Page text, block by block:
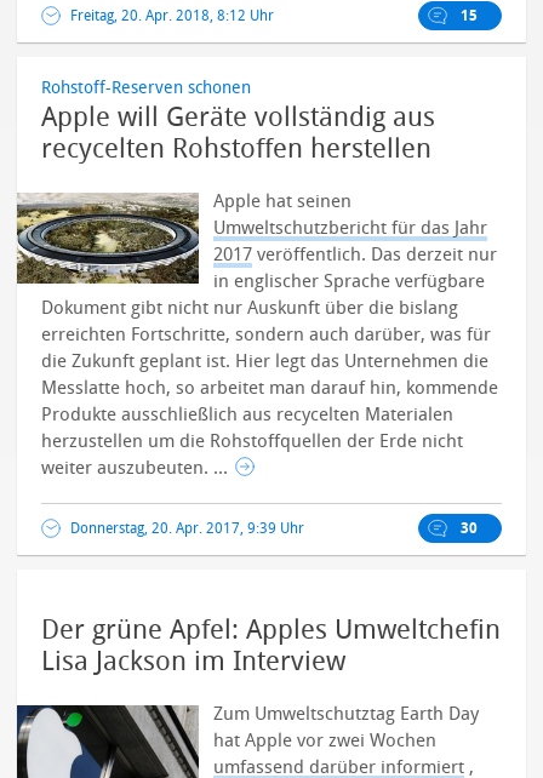
Freitag, 20. Apr. 2018, 8:12 Uhr 15
Rohstoff-Reserven schonen
Apple will Geräte vollständig aus
recycelten Rohstoffen herstellen
Apple hat seinen
Umweltschutzbericht für das Jahr
2017 veröffentlich. Das derzeit nur
in englischer Sprache verfügbare
Dokument gibt nicht nur Auskunft über die bislang
erreichten Fortschritte, sondern auch darüber, was für
die Zukunft geplant ist. Hier legt das Unternehmen die
Messlatte hoch, so arbeitet man darauf hin, kommende
Produkte ausschließlich aus recycelten Materialen
herzustellen um die Rohstoffquellen der Erde nicht
weiter auszubeuten. ...
Donnerstag, 20. Apr. 2017, 9:39 Uhr 30
Der grüne Apfel: Apples Umweltchefin
Lisa Jackson im Interview
Zum Umweltschutztag Earth Day
hat Apple vor zwei Wochen
umfassend darüber informiert ,